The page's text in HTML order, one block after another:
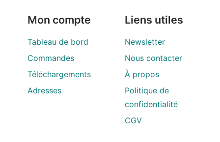
Mon compte
Tableau de bord
Commandes
Téléchargements
Adresses
Liens utiles
Newsletter
Nous contacter
À propos
Politique de
confidentialité
CGV